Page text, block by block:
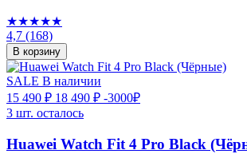
★★★★★
4,7 (168)
В корзину
SALE В наличии
15 490 ₽ 18 490 ₽ -3000₽
3 шт. осталось
Huawei Watch Fit 4 Pro Black